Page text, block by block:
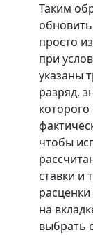
Таким
просто
при
указаны
разряд,
которого
чтобы
ставки и
на
выбрать